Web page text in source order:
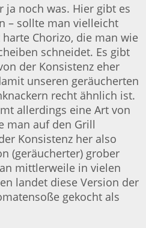
ja noch was. Hier gibt es
– sollte man vielleicht
Chorizo, die man wie
schneidet. Es gibt
der Konsistenz eher
unseren geräucherten
recht ähnlich ist.
allerdings eine Art von
man auf den Grill
Konsistenz her also
(geräucherter) grober
mittlerweile in vielen
landet diese Version der
gekocht als